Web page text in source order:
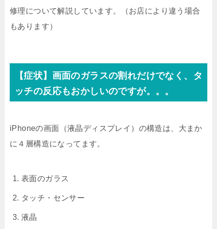
修理について解説しています。（お店により違う場合
もあります）
【症状】画面のガラスの割れだけでなく、タ
ッチの反応もおかしいのですが。。。
iPhoneの画面（液晶ディスプレイ）の構造は、大まか
に４層構造になってます。
表面のガラス
タッチ・センサー
液晶